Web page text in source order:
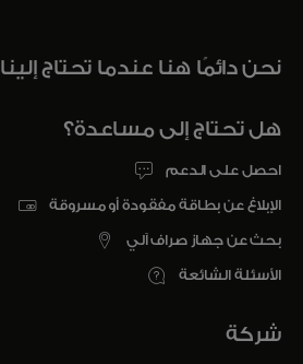
نحن دائمًا هنا عندما تحتاج إلينا
هل تحتاج إلى مساعدة؟
احصل على الدعم
الإبلاغ عن بطاقة مفقودة أو مسروقة
بحث عن جهاز صراف آلي
الأسئلة الشائعة
شركة